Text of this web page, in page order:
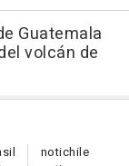
Guatemala
volcán de
notichile